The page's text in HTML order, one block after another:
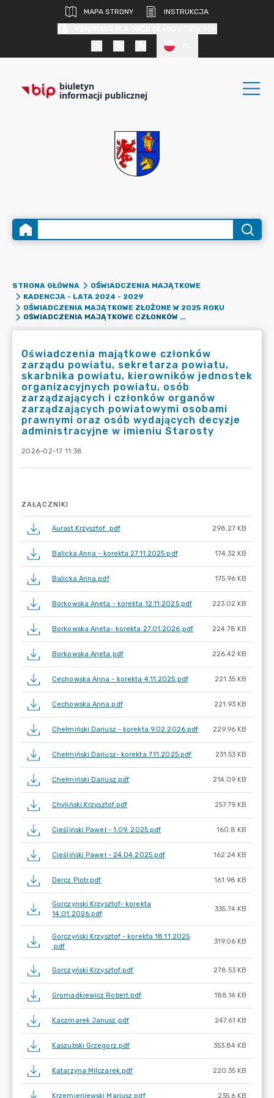
MAPA STRONY
INSTRUKCJA
biuletyn
informacji publicznej
STRONA GŁÓWNA
OŚWIADCZENIA MAJĄTKOWE
KADENCJA - LATA 2024 - 2029
OŚWIADCZENIA MAJĄTKOWE ZŁOŻONE W 2025 ROKU
OŚWIADCZENIA MAJĄTKOWE CZŁONKÓW ZARZĄDU POWIATU, SEKRETARZA POWIATU, SKARBNIKA POWIATU, KIEROWNIKÓW JEDNOSTEK ORGANIZACYJNYCH POWIATU, OSÓB ZARZĄDZAJĄCYCH I CZŁONKÓW ORGANÓW ZARZĄDZAJĄCYCH POWIATOWYMI OSOBAMI PRAWNYMI ORAZ OSÓB WYDAJĄCYCH DECYZJE ADMINISTRACYJNE W IMIENIU STAROSTY
Oświadczenia majątkowe członków
zarządu powiatu, sekretarza powiatu,
skarbnika powiatu, kierowników jednostek
organizacyjnych powiatu, osób
zarządzających i członków organów
zarządzających powiatowymi osobami
prawnymi oraz osób wydających decyzje
administracyjne w imieniu Starosty
2026-02-17 11:38
ZAŁĄCZNIKI
Aurast Krzysztof .pdf 298.27 KB
Balicka Anna - korekta 27.11.2025.pdf 174.32 KB
Balicka Anna.pdf 175.96 KB
Borkowska Aneta - korekta 12.11.2025.pdf 223.02 KB
Borkowska Aneta- korekta 27.01.2026.pdf 224.78 KB
Borkowska Aneta.pdf 226.42 KB
Cechowska Anna - korekta 4.11.2025.pdf 221.35 KB
Cechowska Anna.pdf 221.93 KB
Chełmiński Dariusz - korekta 9.02.2026.pdf 229.96 KB
Chełmiński Dariusz- korekta 7.11.2025.pdf 231.53 KB
Chełmiński Dariusz.pdf 214.09 KB
Chyliński Krzysztof.pdf 257.79 KB
Cieśliński Paweł - 1.09. 2025.pdf 160.8 KB
Cieśliński Paweł - 24.04.2025.pdf 162.24 KB
Dercz Piotr.pdf 161.98 KB
Gorczynski Krzysztof- korekta
14.01.2026.pdf
335.74 KB
Gorczyński Krzysztof - korekta 18.11.2025
.pdf
319.06 KB
Gorczyński Krzysztof.pdf 278.53 KB
Gromadkiewicz Robert.pdf 188.14 KB
Kaczmarek Janusz.pdf 247.61 KB
Kaszubski Grzegorz.pdf 353.84 KB
Katarzyna Milczarek.pdf 220.35 KB
Krzemieniewski Mariusz.pdf 235.6 KB